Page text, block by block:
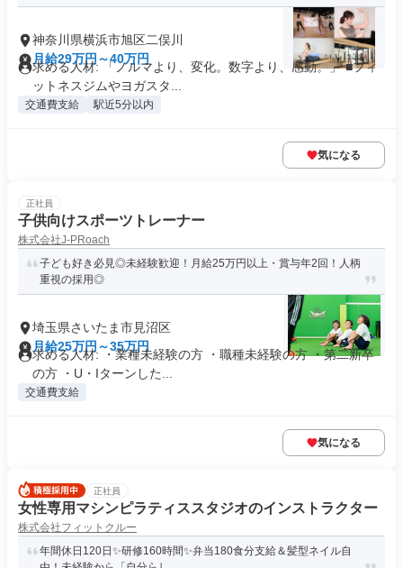
神奈川県横浜市旭区二俣川
月給29万円～40万円
求める人材: 「ノルマより、変化。数字より、感動。」 ■フィ
ットネスジムやヨガスタ...
交通費支給 駅近5分以内
気になる
正社員
子供向けスポーツトレーナー
株式会社J-PRoach
子ども好き必見◎未経験歓迎！月給25万円以上・賞与年2回！人柄
重視の採用◎
埼玉県さいたま市見沼区
月給25万円～35万円
求める人材: ・業種未経験の方 ・職種未経験の方 ・第二新卒
の方 ・U・Iターンした...
交通費支給
気になる
正社員
女性専用マシンピラティススタジオのインストラクター
株式会社フィットクルー
年間休日120日✨研修160時間✨弁当180食分支給＆髪型ネイル自